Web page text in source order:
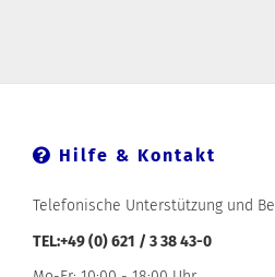
Hilfe & Kontakt
Telefonische Unterstützung und
TEL:+49 (0) 621 / 3 38 43-0